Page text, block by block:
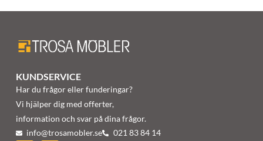
KUNDSERVICE
Har du frågor eller funderingar?
Vi hjälper dig med offerter,
information och svar på dina frågor.
info@trosamobler.se 021 83 84 14